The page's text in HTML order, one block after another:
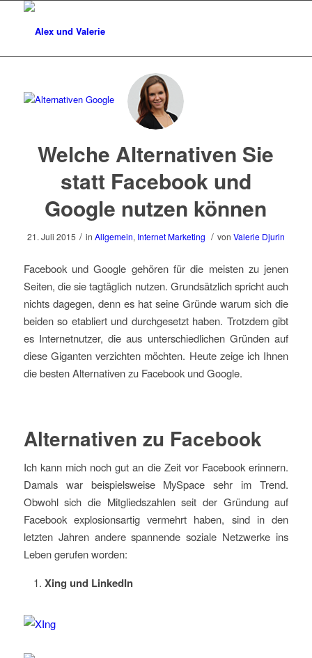
Welche Alternativen Sie
statt Facebook und
Google nutzen können
21. Juli 2015 / in Allgemein, Internet Marketing / von Valerie Djurin
Facebook und Google gehören für die meisten zu jenen
Seiten, die sie tagtäglich nutzen. Grundsätzlich spricht auch
nichts dagegen, denn es hat seine Gründe warum sich die
beiden so etabliert und durchgesetzt haben. Trotzdem gibt
es Internetnutzer, die aus unterschiedlichen Gründen auf
diese Giganten verzichten möchten. Heute zeige ich Ihnen
die besten Alternativen zu Facebook und Google.
Alternativen zu Facebook
Ich kann mich noch gut an die Zeit vor Facebook erinnern.
Damals war beispielsweise MySpace sehr im Trend.
Obwohl sich die Mitgliedszahlen seit der Gründung auf
Facebook explosionsartig vermehrt haben, sind in den
letzten Jahren andere spannende soziale Netzwerke ins
Leben gerufen worden:
Xing und LinkedIn